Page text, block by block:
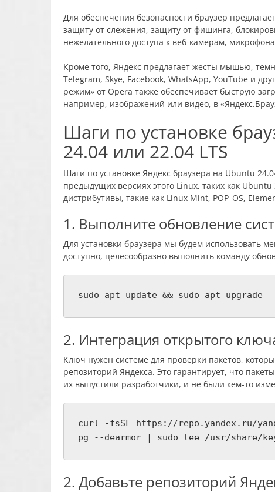
Для обеспечения безопасности браузер
защиту от слежения, защиту от фишинга,
нежелательного доступа к веб-камерам,
Кроме того, Яндекс предлагает жесты мышью,
Telegram, Skye, Facebook, WhatsApp, YouTube и
режим» от Opera также обеспечивает быструю
например, изображений или видео, в
Шаги по установке
24.04 или 22.04 LTS
Шаги по установке Яндекс браузера на Ubuntu
предыдущих версиях этого Linux, таких как
дистрибутивы, такие как Linux Mint, POP_OS,
1. Выполните обновление
Для установки браузера мы будем использовать
доступно, целесообразно выполнить команду
sudo apt update && sudo apt upgrade
2. Интеграция открытого
Ключ нужен системе для проверки пакетов,
репозиторий Яндекса. Это гарантирует, что
их выпустили разработчики, и не были кем-то
curl -fsSL https://repo.yandex.ru/yandex-
pg --dearmor | sudo tee /usr/share/
2. Добавьте репозиторий